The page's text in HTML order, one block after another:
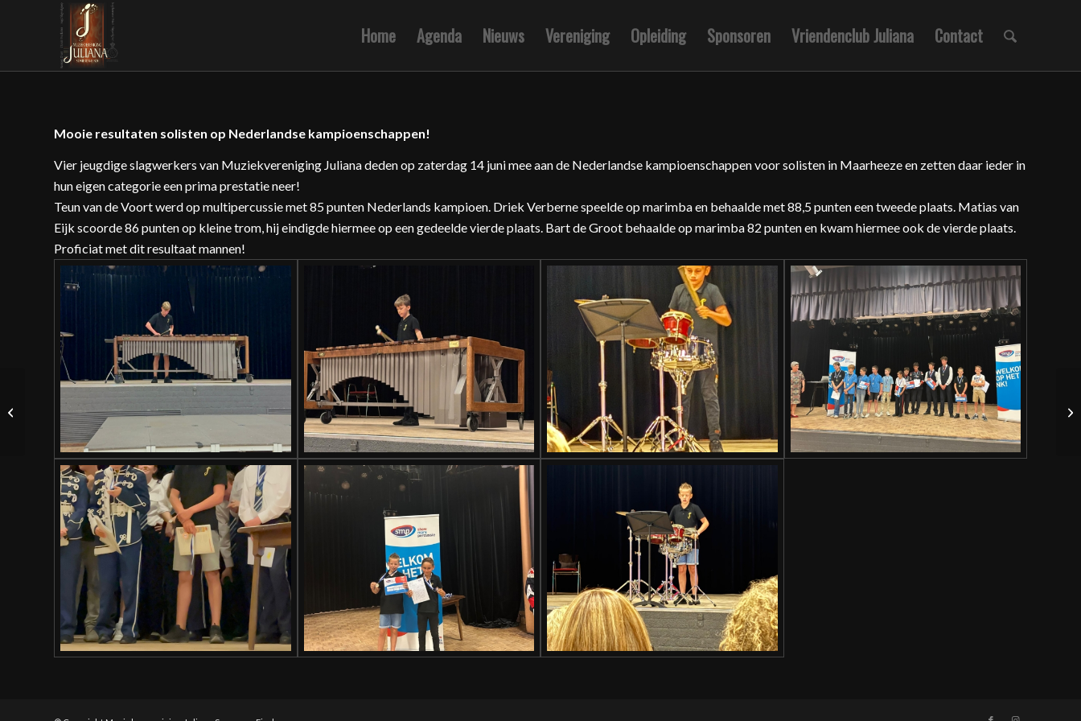
Home Agenda Nieuws Vereniging Opleiding Sponsoren Vriendenclub Juliana Contact
Mooie resultaten solisten op Nederlandse kampioenschappen!
Vier jeugdige slagwerkers van Muziekvereniging Juliana deden op zaterdag 14 juni mee aan de Nederlandse kampioenschappen voor solisten in Maarheeze en zetten daar ieder in
hun eigen categorie een prima prestatie neer!
Teun van de Voort werd op multipercussie met 85 punten Nederlands kampioen. Driek Verberne speelde op marimba en behaalde met 88,5 punten een tweede plaats. Matias van
Eijk scoorde 86 punten op kleine trom, hij eindigde hiermee op een gedeelde vierde plaats. Bart de Groot behaalde op marimba 82 punten en kwam hiermee ook de vierde plaats.
Proficiat met dit resultaat mannen!
Foto’s van het
uitwisselingsconcert
van het harmonieorkest
St. Joseph...